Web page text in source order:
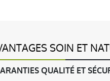
SOIN ET
QUALITÉ ET